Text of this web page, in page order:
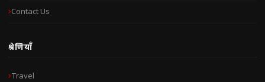
Contact Us
श्रेणियाँ
Travel